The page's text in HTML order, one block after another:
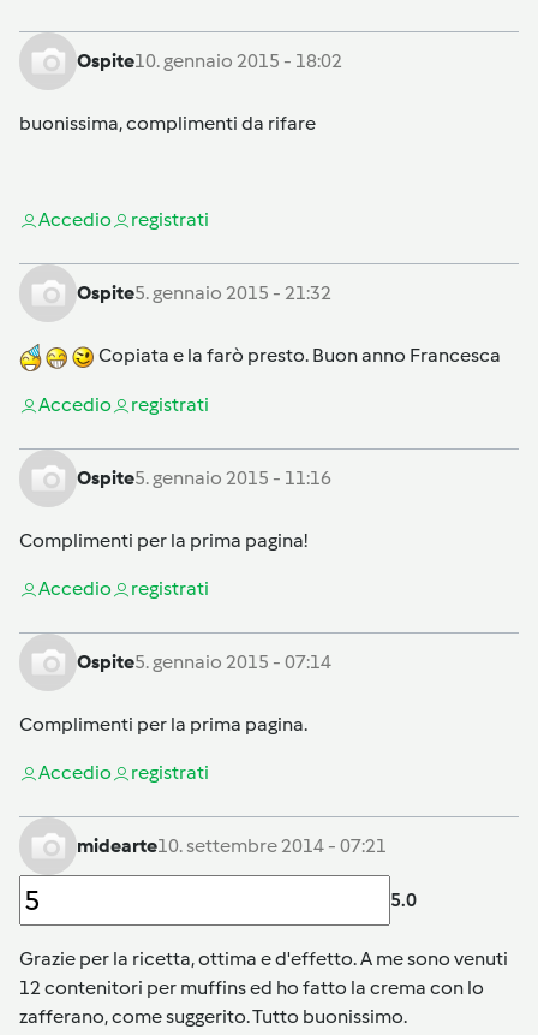
Ospite10. gennaio 2015 - 18:02
buonissima, complimenti da rifare
Accedio registrati
Ospite5. gennaio 2015 - 21:32
Copiata e la farò presto. Buon anno Francesca
Accedio registrati
Ospite5. gennaio 2015 - 11:16
Complimenti per la prima pagina!
Accedio registrati
Ospite5. gennaio 2015 - 07:14
Complimenti per la prima pagina.
Accedio registrati
midearte10. settembre 2014 - 07:21
5.0
Grazie per la ricetta, ottima e d'effetto. A me sono venuti
12 contenitori per muffins ed ho fatto la crema con lo
zafferano, come suggerito. Tutto buonissimo.